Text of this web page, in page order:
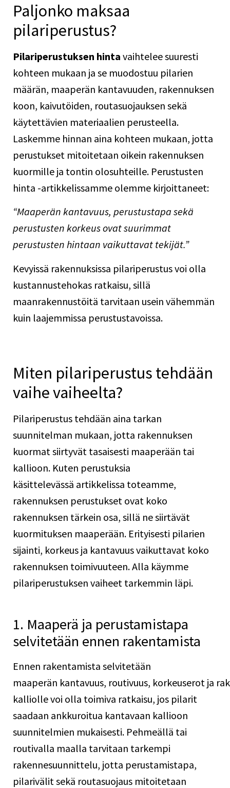
Paljonko maksaa
pilariperustus?
Pilariperustuksen hinta vaihtelee suuresti
kohteen mukaan ja se muodostuu pilarien
määrän, maaperän kantavuuden, rakennuksen
koon, kaivutöiden, routasuojauksen sekä
käytettävien materiaalien perusteella.
Laskemme hinnan aina kohteen mukaan, jotta
perustukset mitoitetaan oikein rakennuksen
kuormille ja tontin olosuhteille. Perustusten
hinta -artikkelissamme olemme kirjoittaneet:
“Maaperän kantavuus, perustustapa sekä
perustusten korkeus ovat suurimmat
perustusten hintaan vaikuttavat tekijät.”
Kevyissä rakennuksissa pilariperustus voi olla
kustannustehokas ratkaisu, sillä
maanrakennustöitä tarvitaan usein vähemmän
kuin laajemmissa perustustavoissa.
Miten pilariperustus tehdään
vaihe vaiheelta?
Pilariperustus tehdään aina tarkan
suunnitelman mukaan, jotta rakennuksen
kuormat siirtyvät tasaisesti maaperään tai
kallioon. Kuten perustuksia
käsittelevässä artikkelissa toteamme,
rakennuksen perustukset ovat koko
rakennuksen tärkein osa, sillä ne siirtävät
kuormituksen maaperään. Erityisesti pilarien
sijainti, korkeus ja kantavuus vaikuttavat koko
rakennuksen toimivuuteen. Alla käymme
pilariperustuksen vaiheet tarkemmin läpi.
1. Maaperä ja perustamistapa
selvitetään ennen rakentamista
Ennen rakentamista selvitetään
maaperän kantavuus, routivuus, korkeuserot ja
kalliolle voi olla toimiva ratkaisu, jos pilarit
saadaan ankkuroitua kantavaan kallioon
suunnitelmien mukaisesti. Pehmeällä tai
routivalla maalla tarvitaan tarkempi
rakennesuunnittelu, jotta perustamistapa,
pilarivälit sekä routasuojaus mitoitetaan